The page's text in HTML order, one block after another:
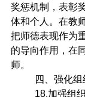
奖惩机制，表彰
体和个人。在教
把师德表现作为
的导向作用，在
师。
四、强化
18.加强组